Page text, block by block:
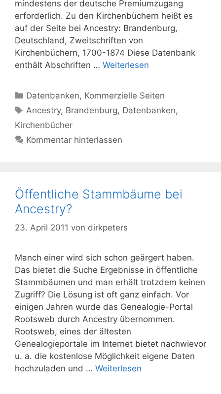
mindestens der deutsche Premiumzugang
erforderlich. Zu den Kirchenbüchern heißt es
auf der Seite bei Ancestry: Brandenburg,
Deutschland, Zweitschriften von
Kirchenbüchern, 1700-1874 Diese Datenbank
enthält Abschriften … Weiterlesen
Kategorien
Datenbanken, Kommerzielle Seiten
Schlagwörter
Ancestry, Brandenburg, Datenbanken,
Kirchenbücher
Kommentar hinterlassen
Öffentliche Stammbäume bei
Ancestry?
23. April 2011 von dirkpeters
Manch einer wird sich schon geärgert haben.
Das bietet die Suche Ergebnisse in öffentliche
Stammbäumen und man erhält trotzdem keinen
Zugriff? Die Lösung ist oft ganz einfach. Vor
einigen Jahren wurde das Genealogie-Portal
Rootsweb durch Ancestry übernommen.
Rootsweb, eines der ältesten
Genealogieportale im Internet bietet nachwievor
u. a. die kostenlose Möglichkeit eigene Daten
hochzuladen und … Weiterlesen